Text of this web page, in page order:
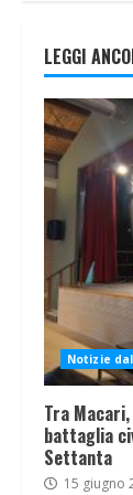
LEGGI
Notizie
Tra
battaglia
Settanta
15 giugno